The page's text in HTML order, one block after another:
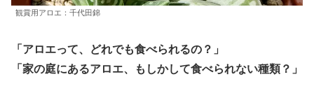
観賞用アロエ：千代田錦
「アロエって、どれでも食べられるの？」
「家の庭にあるアロエ、もしかして食べられない種類？」